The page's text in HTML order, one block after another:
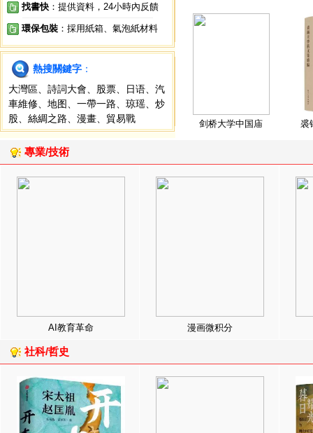
找書快 ：提供資料，24小時內反饋
環保包裝 ：採用紙箱、氣泡紙材料
熱搜關鍵字 ：
大灣區
詩詞大會 股票 日语
汽
車維修
地图 一帶一路 琼瑶
炒
股
絲綢之路 漫畫 貿易戰 剑桥大学中国庙 裘
專業/技術
AI教育革命 漫画微积分
社科/哲史